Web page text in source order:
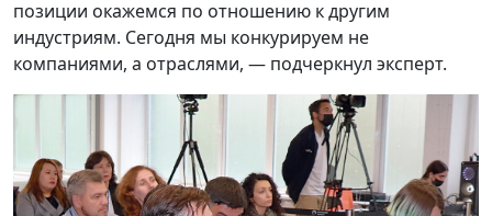
позиции окажемся по отношению к другим
индустриям. Сегодня мы конкурируем не
компаниями, а отраслями, — подчеркнул эксперт.